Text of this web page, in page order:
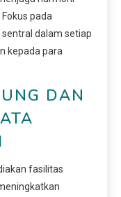
pada
dalam setiap
kepada para
DAN
fasilitas